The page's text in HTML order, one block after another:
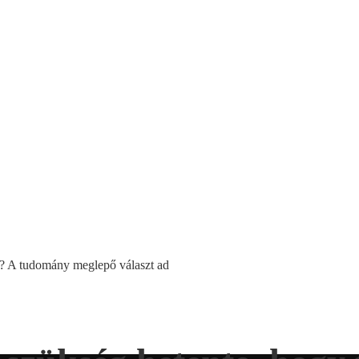
A tudomány meglepő választ ad